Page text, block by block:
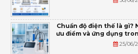
Chuẩn độ điện thế là gì?
ưu điểm và ứng dụng
25/06/